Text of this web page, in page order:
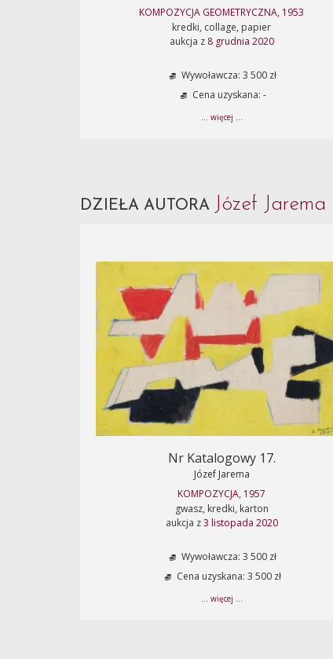
KOMPOZYCJA GEOMETRYCZNA, 1953
kredki, collage, papier
aukcja z 8 grudnia 2020
Wywoławcza: 3 500 zł
Cena uzyskana: -
... więcej ...
DZIEŁA AUTORA Józef Jarema
Nr Katalogowy 17.
Józef Jarema
KOMPOZYCJA, 1957
gwasz, kredki, karton
aukcja z3 listopada 2020
Wywoławcza: 3 500 zł
Cena uzyskana: 3 500 zł
... więcej ...